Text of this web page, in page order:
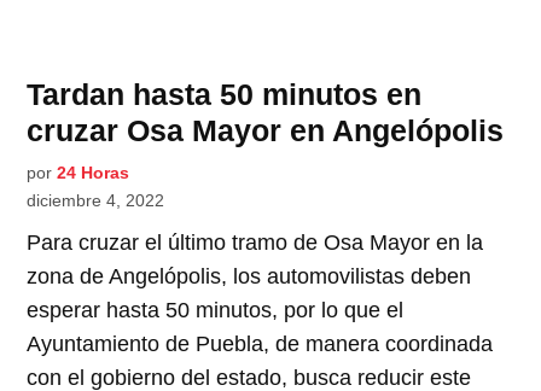
Tardan hasta 50 minutos en
cruzar Osa Mayor en Angelópolis
por 24 Horas
diciembre 4, 2022
Para cruzar el último tramo de Osa Mayor en la
zona de Angelópolis, los automovilistas deben
esperar hasta 50 minutos, por lo que el
Ayuntamiento de Puebla, de manera coordinada
con el gobierno del estado, busca reducir este